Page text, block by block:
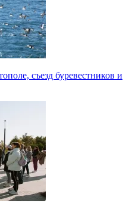
съезд буревестников и